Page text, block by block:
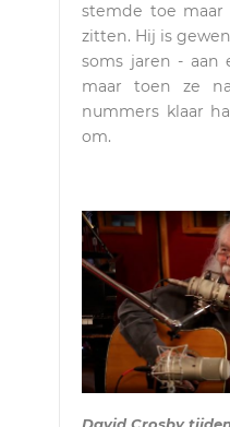
stemde toe
zitten. Hij is
soms jaren - aan
maar toen ze
nummers klaar
om.